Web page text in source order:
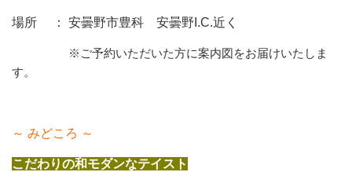
場所 ： 安曇野市豊科 安曇野I.C.近く
※ご予約いただいた方に案内図をお届けいたしま
す。
～ みどころ ～
こだわりの和モダンなテイスト